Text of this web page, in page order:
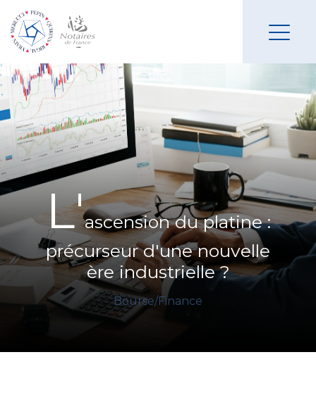
L'ascension du platine :
précurseur d'une nouvelle
ère industrielle ?
Bourse/Finance